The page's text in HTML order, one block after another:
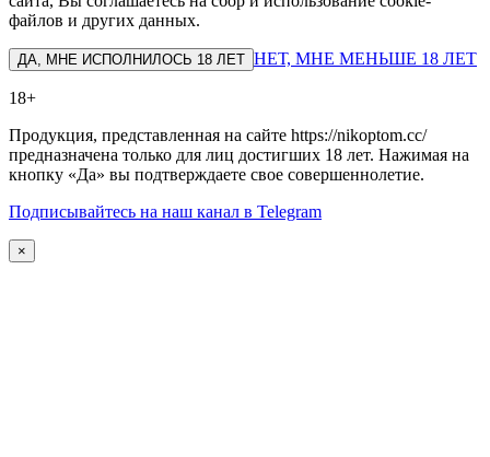
файлов и других данных.
ДА, МНЕ ИСПОЛНИЛОСЬ 18 ЛЕТ НЕТ, МНЕ МЕНЬШЕ 18 ЛЕТ
18+
Продукция, представленная на сайте https://nikoptom.cc/
предназначена только для лиц достигших 18 лет. Нажимая на
кнопку «Да» вы подтверждаете свое совершеннолетие.
Подписывайтесь на наш канал в Telegram
×